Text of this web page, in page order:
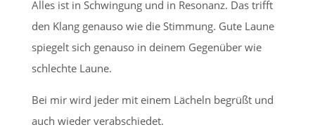
Alles ist in Schwingung und in Resonanz. Das trifft
den Klang genauso wie die Stimmung. Gute Laune
spiegelt sich genauso in deinem Gegenüber wie
schlechte Laune.
Bei mir wird jeder mit einem Lächeln begrüßt und
auch wieder verabschiedet.